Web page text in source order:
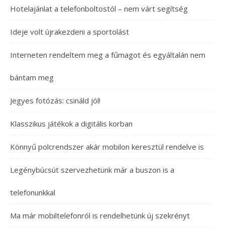
Hotelajánlat a telefonboltostól – nem várt segítség
Ideje volt újrakezdeni a sportolást
Interneten rendeltem meg a fűmagot és egyáltalán nem
bántam meg
Jegyes fotózás: csináld jól!
Klasszikus játékok a digitális korban
Könnyű polcrendszer akár mobilon keresztül rendelve is
Legénybúcsút szervezhetünk már a buszon is a
telefonunkkal
Ma már mobiltelefonról is rendelhetünk új szekrényt